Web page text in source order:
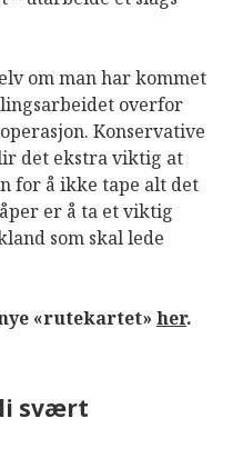
om man har kommet
overfor
Konservative
det ekstra viktig at
for å ikke tape alt det
er å ta et viktig
som skal lede
«rutekartet» her.
svært